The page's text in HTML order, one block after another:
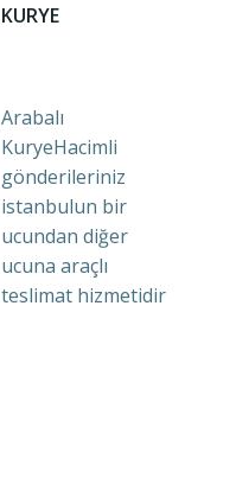
KURYE
Arabalı
KuryeHacimli
gönderileriniz
istanbulun bir
ucundan diğer
ucuna araçlı
teslimat hizmetidir